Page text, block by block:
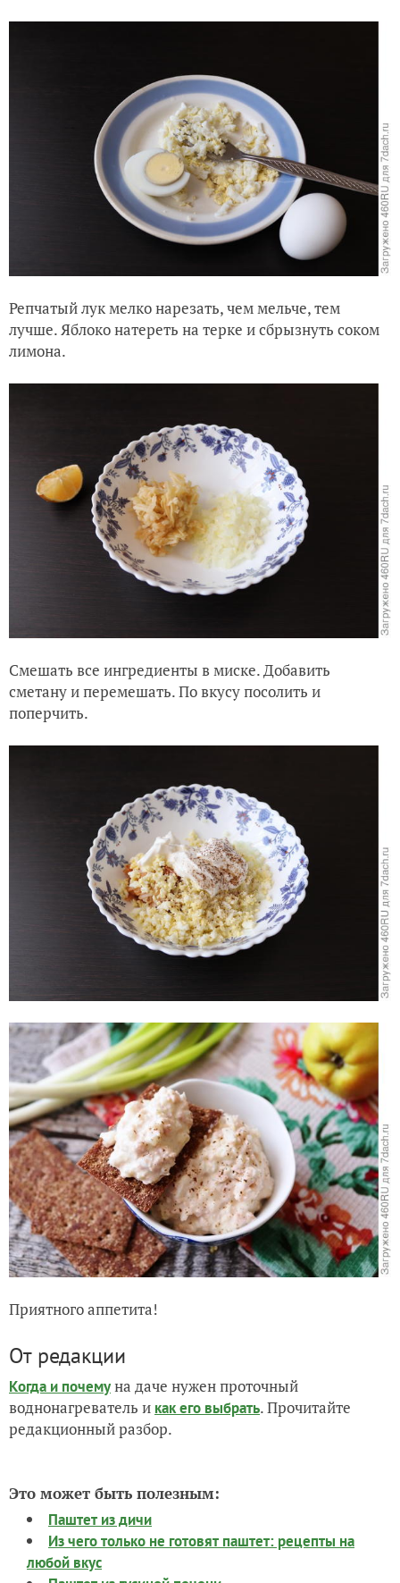
Репчатый лук мелко нарезать, чем мельче, тем
лучше. Яблоко натереть на терке и сбрызнуть соком
лимона.
Смешать все ингредиенты в миске. Добавить
сметану и перемешать. По вкусу посолить и
поперчить.
Приятного аппетита!
От редакции
Когда и почемуна даче нужен проточный
воднонагреватель и как его выбрать. Прочитайте
редакционный разбор.
Это может быть полезным:
Паштет из дичи
Из чего только не готовят паштет: рецепты на
любой вкус